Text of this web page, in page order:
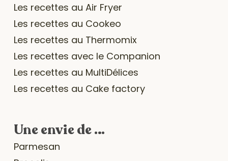
Les recettes au Air Fryer
Les recettes au Cookeo
Les recettes au Thermomix
Les recettes avec le Companion
Les recettes au MultiDélices
Les recettes au Cake factory
Une envie de …
Parmesan